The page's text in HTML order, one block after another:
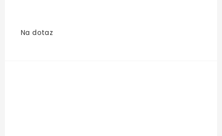
Na dotaz